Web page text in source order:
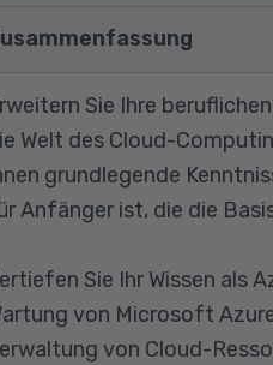
Sie Ihre
Welt des Cloud-
grundlegende
Anfänger ist, die die
Sie Ihr Wissen als
von Microsoft
von Cloud-